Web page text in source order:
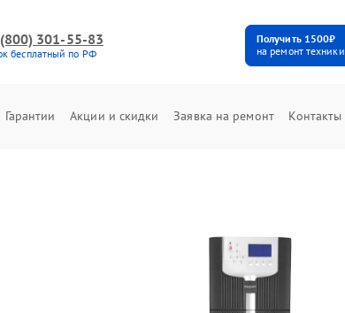
301-55-83
бесплатный по РФ
Получить 1500₽
на ремонт техники
Гарантии Акции и скидки Заявка на ремонт Контакты